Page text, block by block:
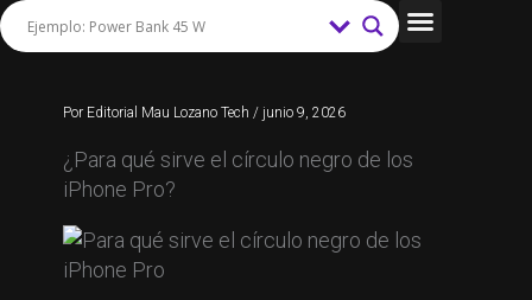
Ir
al
Por Editorial Mau Lozano Tech / junio 9, 2026
¿Para qué sirve el círculo negro de los
iPhone Pro?